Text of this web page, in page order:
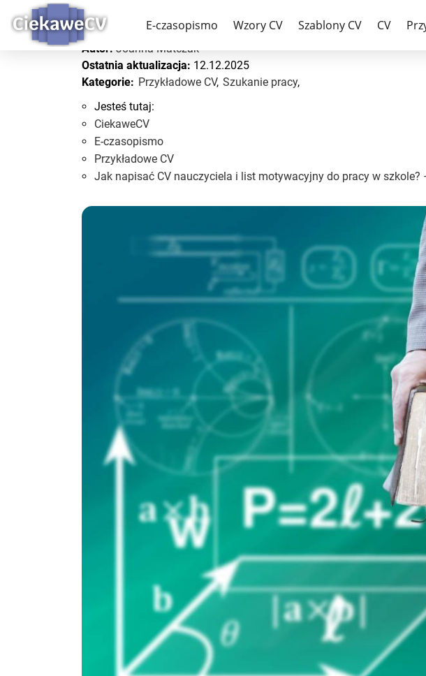
E-czasopismo Wzory CV Szablony CV CV
Jak napisać CV nauczyciela i list
Autor: Joanna Matczak
Ostatnia aktualizacja: 12.12.2025
Kategorie: Przykładowe CV, Szukanie pracy,
Jesteś tutaj:
CiekaweCV
E-czasopismo
Przykładowe CV
Jak napisać CV nauczyciela i list motywacyjny do pracy w szkole?